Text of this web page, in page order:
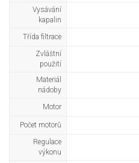
Vysávání
kapalin
Třída filtrace
Zvláštní
použití
Materiál
nádoby
Motor
Počet motorů
Regulace
výkonu